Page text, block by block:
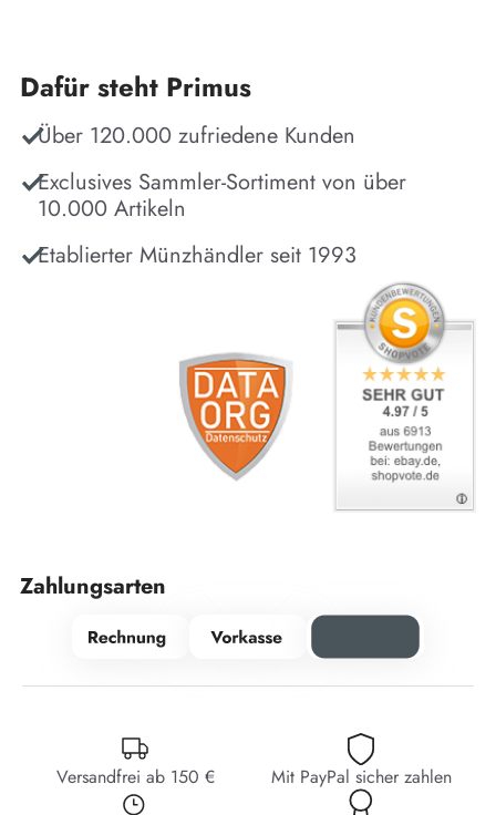
Dafür steht Primus
Über 120.000 zufriedene Kunden
Exclusives Sammler-Sortiment von über
10.000 Artikeln
Etablierter Münzhändler seit 1993
Zahlungsarten
Versandfrei ab 150 € Mit PayPal sicher zahlen